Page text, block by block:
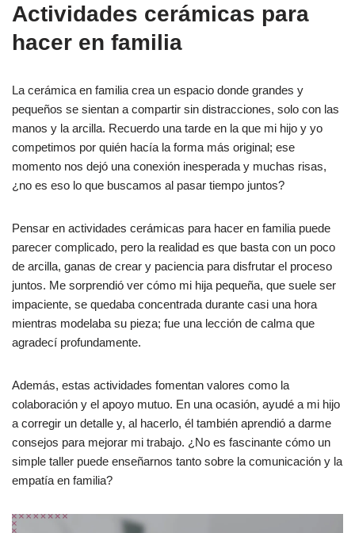
Actividades cerámicas para
hacer en familia
La cerámica en familia crea un espacio donde grandes y
pequeños se sientan a compartir sin distracciones, solo con las
manos y la arcilla. Recuerdo una tarde en la que mi hijo y yo
competimos por quién hacía la forma más original; ese
momento nos dejó una conexión inesperada y muchas risas,
¿no es eso lo que buscamos al pasar tiempo juntos?
Pensar en actividades cerámicas para hacer en familia puede
parecer complicado, pero la realidad es que basta con un poco
de arcilla, ganas de crear y paciencia para disfrutar el proceso
juntos. Me sorprendió ver cómo mi hija pequeña, que suele ser
impaciente, se quedaba concentrada durante casi una hora
mientras modelaba su pieza; fue una lección de calma que
agradecí profundamente.
Además, estas actividades fomentan valores como la
colaboración y el apoyo mutuo. En una ocasión, ayudé a mi hijo
a corregir un detalle y, al hacerlo, él también aprendió a darme
consejos para mejorar mi trabajo. ¿No es fascinante cómo un
simple taller puede enseñarnos tanto sobre la comunicación y la
empatía en familia?